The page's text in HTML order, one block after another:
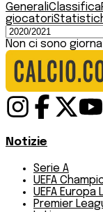
GeneraliClassifica
giocatori
Non ci sono
Notizie
Serie A
UEFA
UEFA Europa
Premier